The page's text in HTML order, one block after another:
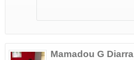
Mamadou G Diarra